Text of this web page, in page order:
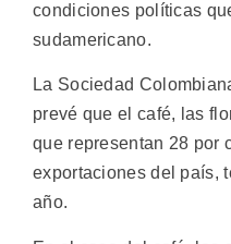
condiciones políticas
sudamericano.
La Sociedad
prevé que el café, las
que representan 28 por
exportaciones del país,
año.